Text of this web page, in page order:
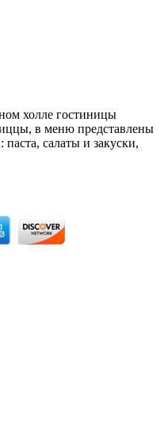
холле гостиницы
в меню представлены
салаты и закуски,